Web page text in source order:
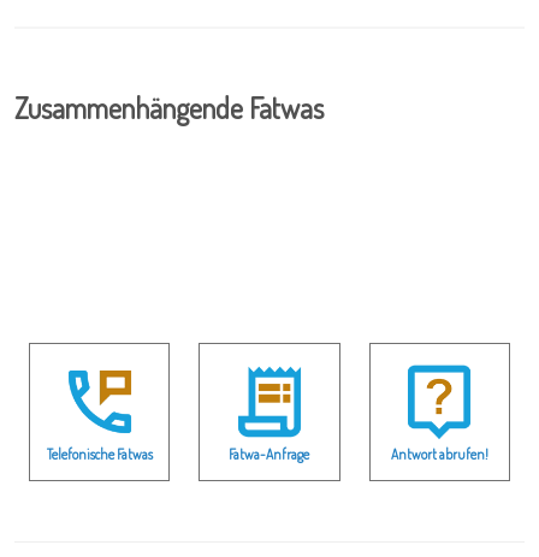
Zusammenhängende Fatwas
Telefonische Fatwas Fatwa-Anfrage Antwort abrufen!